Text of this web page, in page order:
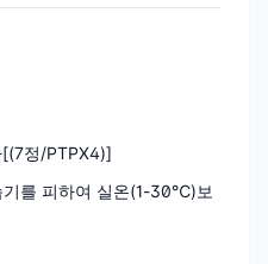
정/PTPX4)]
기를 피하여 실온(1-30℃)보